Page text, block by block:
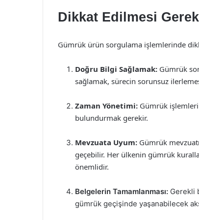
Dikkat Edilmesi
Gümrük ürün sorgulama işlemlerinde
Doğru Bilgi Sağlamak: Gümrük
sağlamak, sürecin sorunsuz
Zaman Yönetimi: Gümrük
bulundurmak gerekir.
Mevzuata Uyum: Gümrük
geçebilir. Her ülkenin gümrük
önemlidir.
Belgelerin Tamamlanması: Gerekli
gümrük geçişinde yaşanabilecek